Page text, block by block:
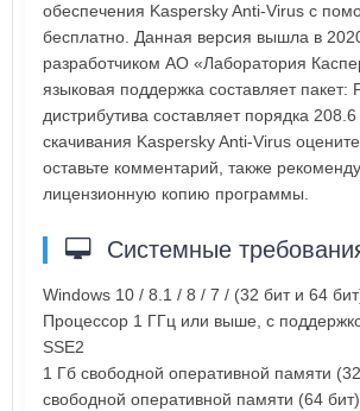
обеспечения Kaspersky Anti-Virus с
бесплатно. Данная версия вышла в
разработчиком АО «Лаборатория
языковая поддержка составляет пакет:
дистрибутива составляет порядка
скачивания Kaspersky Anti-Virus
оставьте комментарий, также
лицензионную копию программы.
Системные
Windows 10 / 8.1 / 8 / 7 / (32 бит и 64
Процессор 1 ГГц или выше, с
SSE2
1 Гб свободной оперативной памяти
свободной оперативной памяти (64 бит)